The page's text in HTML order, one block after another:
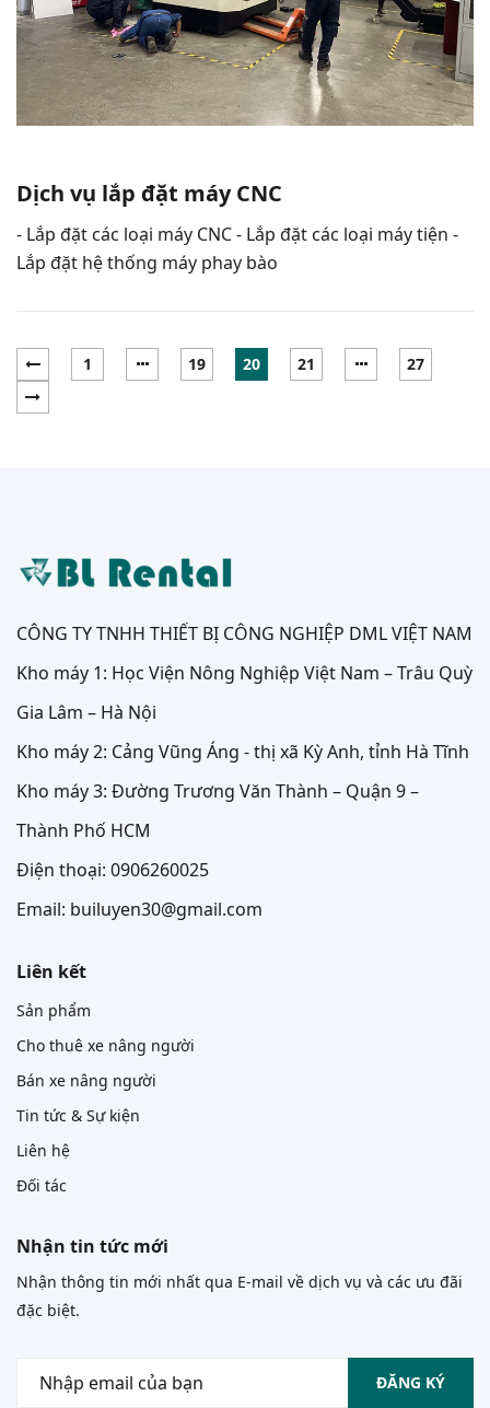
Dịch vụ lắp đặt máy CNC
- Lắp đặt các loại máy CNC - Lắp đặt các loại máy tiện -
Lắp đặt hệ thống máy phay bào
1 19 20 21 27
CÔNG TY TNHH THIẾT BỊ CÔNG NGHIỆP DML VIỆT NAM
Kho máy 1: Học Viện Nông Nghiệp Việt Nam – Trâu Quỳ
Gia Lâm – Hà Nội
Kho máy 2: Cảng Vũng Áng - thị xã Kỳ Anh, tỉnh Hà Tĩnh
Kho máy 3: Đường Trương Văn Thành – Quận 9 –
Thành Phố HCM
Điện thoại: 0906260025
Email: builuyen30@gmail.com
Liên kết
Sản phẩm
Cho thuê xe nâng người
Bán xe nâng người
Tin tức & Sự kiện
Liên hệ
Đối tác
Nhận tin tức mới
Nhận thông tin mới nhất qua E-mail về dịch vụ và các ưu đãi
đặc biệt.
ĐĂNG KÝ